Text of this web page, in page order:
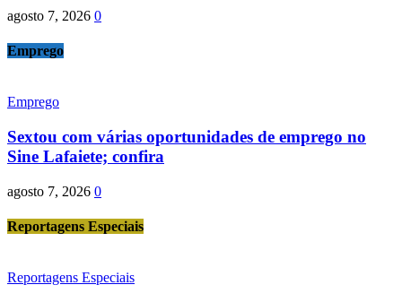
agosto 7, 2026 0
Emprego
Emprego
Sextou com várias oportunidades de emprego no
Sine Lafaiete; confira
agosto 7, 2026 0
Reportagens Especiais
Reportagens Especiais